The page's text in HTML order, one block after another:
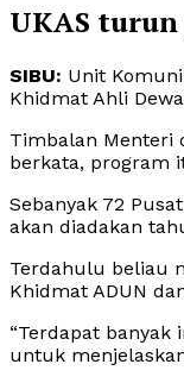
UKAS
SIBU: Unit
Khidmat Ahli
Timbalan Menteri
berkata, program
Sebanyak 72
akan diadakan
Terdahulu beliau
Khidmat ADUN
“Terdapat
untuk